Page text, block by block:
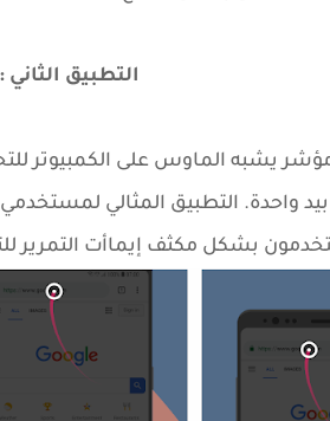
التطبيق الثاني :
يشبه الماوس على الكمبيوتر
واحدة. التطبيق المثالي لمستخدمي
بشكل مكثف إيماأت التمرير